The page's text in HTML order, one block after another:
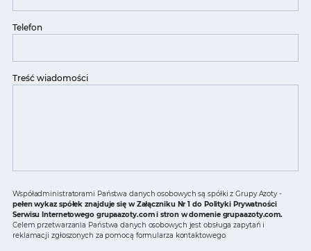
Telefon
Treść wiadomości
Współadministratorami Państwa danych osobowych są spółki z Grupy Azoty -
pełen wykaz spółek znajduje się w Załączniku Nr 1 do Polityki Prywatności
Serwisu Internetowego grupaazoty.com i stron w domenie grupaazoty.com.
Celem przetwarzania Państwa danych osobowych jest obsługa zapytań i
reklamacji zgłoszonych za pomocą formularza kontaktowego.